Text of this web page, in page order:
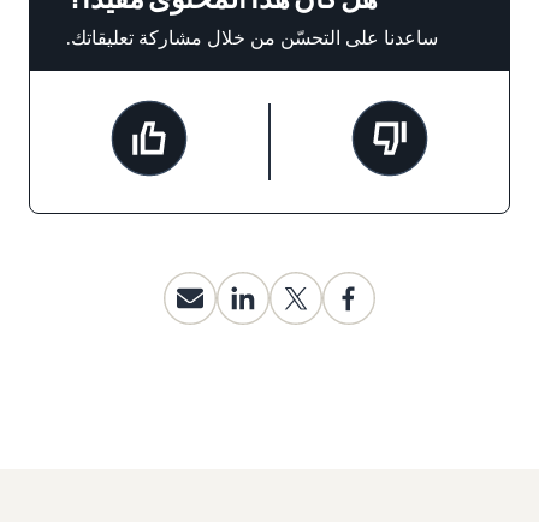
ساعدنا على التحسّن من خلال مشاركة تعليقاتك.